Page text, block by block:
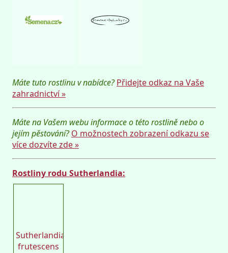
Máte tuto rostlinu v nabídce? Přidejte odkaz na Vaše
zahradnictví »
Máte na Vašem webu informace o této rostlině nebo o
jejím pěstování? O možnostech zobrazení odkazu se
více dozvíte zde »
Rostliny rodu Sutherlandia:
Sutherlandia
frutescens